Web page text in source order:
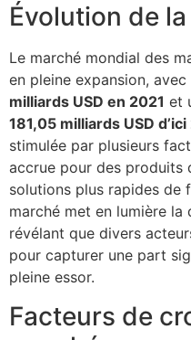
Évolution de
Le marché mondial des
en pleine expansion,
milliards USD en 2021 et
181,05 milliards USD
stimulée par plusieurs
accrue pour des produits
solutions plus rapides de
marché met en lumière la
révélant que divers
pour capturer une part
pleine essor.
Facteurs de